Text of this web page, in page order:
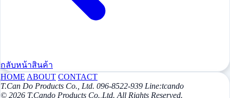
กลับหน้าสินค้า
HOME ABOUT CONTACT
T.Can Do Products Co., Ltd. 096-8522-939 Line:tcando
© 2026 T.Cando Products Co.,Ltd. All Rights Reserved.